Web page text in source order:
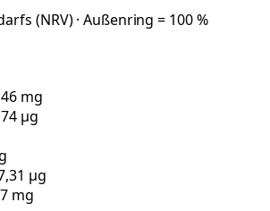
(NRV) · Außenring = 100 %
mg
µg
µg
mg